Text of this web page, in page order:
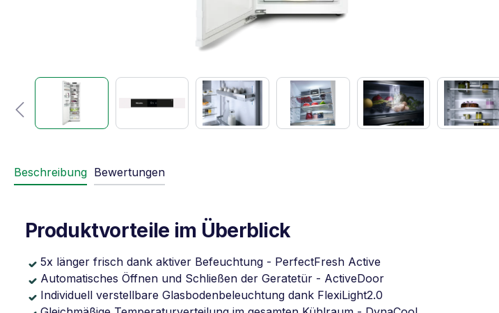
Beschreibung Bewertungen
Produktvorteile im Überblick
5x länger frisch dank aktiver Befeuchtung - PerfectFresh Active
Automatisches Öffnen und Schließen der Geratetür - ActiveDoor
Individuell verstellbare Glasbodenbeleuchtung dank FlexiLight2.0